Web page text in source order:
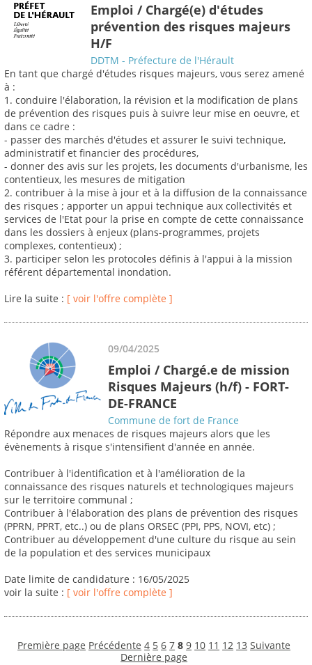
Emploi / Chargé(e) d'études
prévention des risques majeurs
H/F
DDTM - Préfecture de l'Hérault
En tant que chargé d'études risques majeurs, vous serez amené
à :
1. conduire l'élaboration, la révision et la modification de plans
de prévention des risques puis à suivre leur mise en oeuvre, et
dans ce cadre :
- passer des marchés d'études et assurer le suivi technique,
administratif et financier des procédures,
- donner des avis sur les projets, les documents d'urbanisme, les
contentieux, les mesures de mitigation
2. contribuer à la mise à jour et à la diffusion de la connaissance
des risques ; apporter un appui technique aux collectivités et
services de l'Etat pour la prise en compte de cette connaissance
dans les dossiers à enjeux (plans-programmes, projets
complexes, contentieux) ;
3. participer selon les protocoles définis à l'appui à la mission
référent départemental inondation.
Lire la suite : [ voir l'offre complète ]
09/04/2025
Emploi / Chargé.e de mission
Risques Majeurs (h/f) - FORT-
DE-FRANCE
Commune de fort de France
Répondre aux menaces de risques majeurs alors que les
évènements à risque s'intensifient d'année en année.
Contribuer à l'identification et à l'amélioration de la
connaissance des risques naturels et technologiques majeurs
sur le territoire communal ;
Contribuer à l'élaboration des plans de prévention des risques
(PPRN, PPRT, etc..) ou de plans ORSEC (PPI, PPS, NOVI, etc) ;
Contribuer au développement d'une culture du risque au sein
de la population et des services municipaux
Date limite de candidature : 16/05/2025
voir la suite : [ voir l'offre complète ]
Première page Précédente 4 5 6 7 8 9 10 11 12 13 Suivante
Dernière page